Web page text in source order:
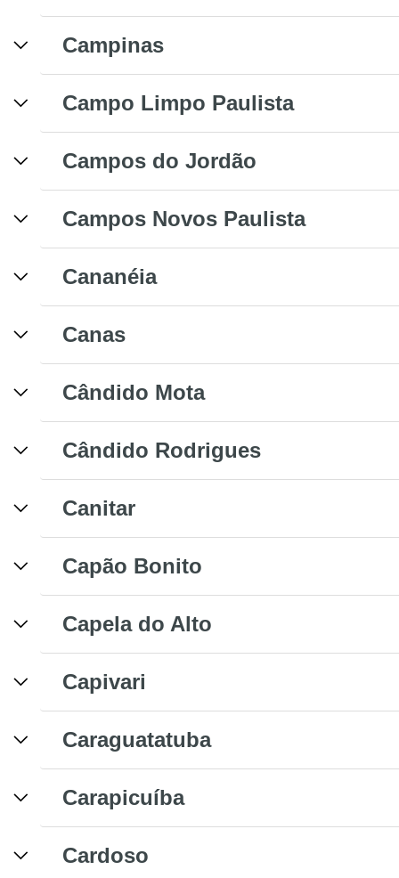
Campinas
Campo Limpo Paulista
Campos do Jordão
Campos Novos Paulista
Cananéia
Canas
Cândido Mota
Cândido Rodrigues
Canitar
Capão Bonito
Capela do Alto
Capivari
Caraguatatuba
Carapicuíba
Cardoso